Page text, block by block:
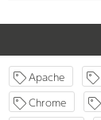
Apache
Chrome